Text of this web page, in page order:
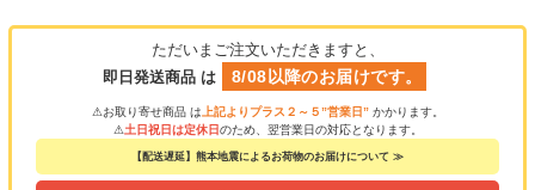
ただいまご注文いただきますと、
即日発送商品 は
8/08以降のお届けです。
⚠お取り寄せ商品 は 上記よりプラス２～５”営業日” かかります。
⚠土日祝日は定休日のため、翌営業日の対応となります。
【配送遅延】熊本地震によるお荷物のお届けについて ≫